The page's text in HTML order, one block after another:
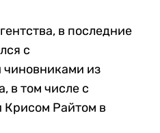
в последние
с
из
в том числе с
Крисом Райтом в